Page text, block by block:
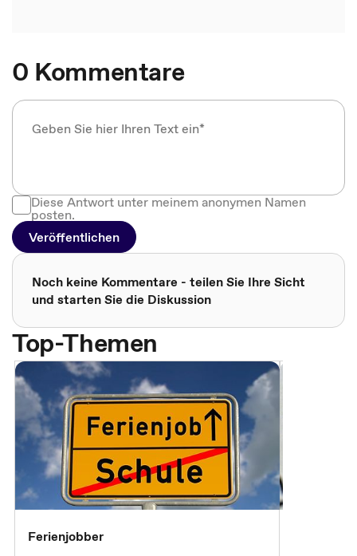
0 Kommentare
Diese Antwort unter meinem anonymen Namen
posten.
Veröffentlichen
Noch keine Kommentare - teilen Sie Ihre Sicht
und starten Sie die Diskussion
Top-Themen
Ferienjobber